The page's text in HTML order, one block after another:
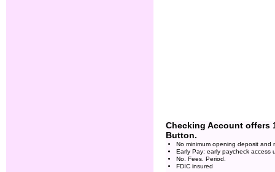
Checking Account offers
Button.
No minimum opening deposit and
Early Pay: early paycheck access
No. Fees. Period.
FDIC insured